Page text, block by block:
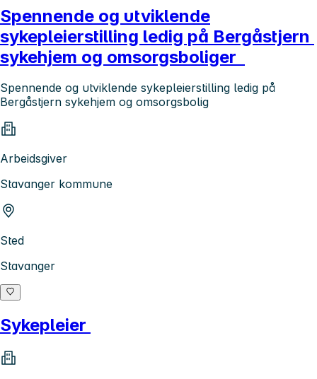
Spennende og utviklende
sykepleierstilling ledig på Bergåstjern
sykehjem og omsorgsboliger
Spennende og utviklende sykepleierstilling ledig på
Bergåstjern sykehjem og omsorgsbolig
Arbeidsgiver
Stavanger kommune
Sted
Stavanger
Sykepleier